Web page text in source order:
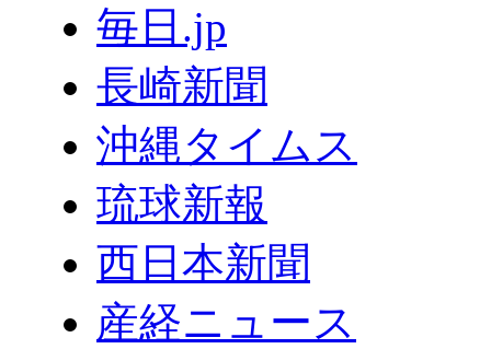
毎日.jp
長崎新聞
沖縄タイムス
琉球新報
西日本新聞
産経ニュース